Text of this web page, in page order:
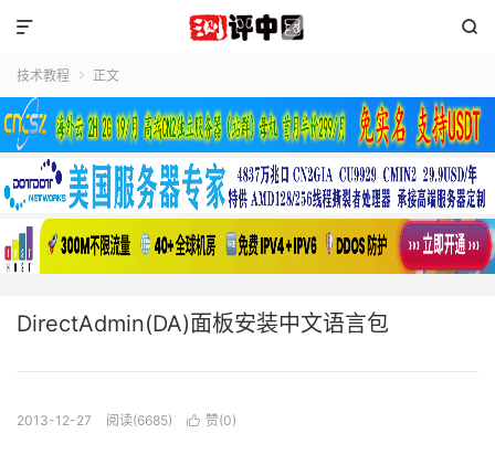


技术教程  正文
DirectAdmin(DA)面板安装中文语言包
2013-12-27 阅读(6685)  赞(0)